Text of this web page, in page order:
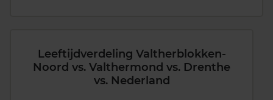
Leeftijdverdeling Valtherblokken-
Noord vs. Valthermond vs. Drenthe
vs. Nederland